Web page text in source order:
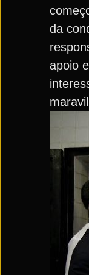
da
apoio